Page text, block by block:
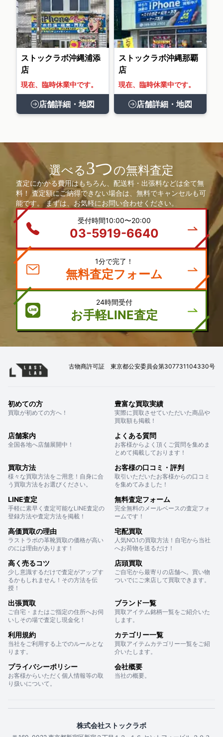
ストックラボ沖縄浦添
店
現在、臨時休業中です。
店舗詳細・地図
ストックラボ沖縄那覇
店
現在、臨時休業中です。
店舗詳細・地図
選べる3つの無料査定
査定にかかる費用はもちろん、配送料・出張料などは全て無
料！ 査定額にご納得できない場合は、無料でキャンセルも可
能です。 まずは、お気軽にお問い合わせください。
受付時間10:00〜20:00
03-5919-6640
1分で完了！
無料査定フォーム
24時間受付
お手軽LINE査定
古物商許可証 東京都公安委員会第307731104330号
初めての方
買取が初めての方へ！
豊富な買取実績
実際に買取させていただいた商品や
買取額も掲載！
店舗案内
全国各地へ店舗展開中！
よくある質問
お客様からよく頂くご質問を集めま
とめて掲載しております！
買取方法
様々な買取方法をご用意！自身に合
う買取方法をお選びください。
お客様の口コミ・評判
取引いただいたお客様からの口コミ
を集めてみました！
LINE査定
手軽に素早く査定可能なLINE査定の
登録方法や査定方法を掲載！
無料査定フォーム
完全無料のメールベースの査定フォ
ームです！
高価買取の理由
ラストラボの革靴買取の価格が高い
のには理由があります！
宅配買取
人気NO.1の買取方法！自宅から当社
へお荷物を送るだけ！
高く売るコツ
少し意識するだけで査定がアップす
るかもしれません！その方法を伝
授！
店頭買取
ご自宅から最寄りの店舗へ。買い物
ついでにご来店して買取できます。
出張買取
ご自宅・またはご指定の住所へお伺
いしその場で査定し現金化！
ブランド一覧
買取アイテム銘柄一覧をご紹介いた
します。
利用規約
当社をご利用する上でのルールとな
ります。
カテゴリー一覧
買取アイテムカテゴリー一覧をご紹
介いたします。
プライバシーポリシー
お客様からいただく個人情報等の取
り扱いについて。
会社概要
当社の概要。
株式会社ストックラボ